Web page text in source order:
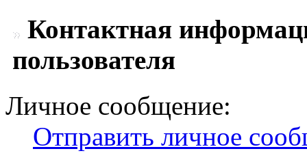
Контактная
пользователя
Личное сообщение:
Отправить личное